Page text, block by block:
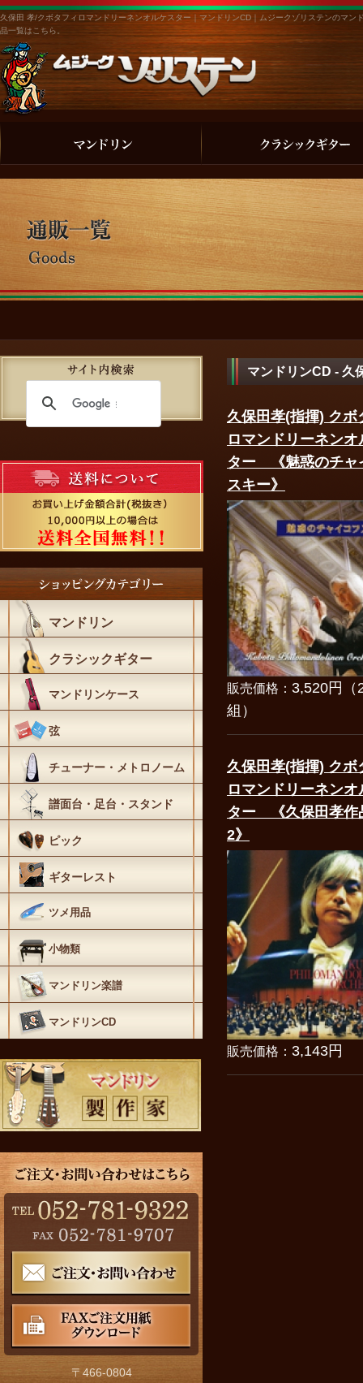
久保田 孝/クボタフィロマンドリーネンオルケスター｜マンドリンCD｜ムジークゾリステンのマン
品一覧はこちら。
マンドリンCD - 久
久保田孝(指揮) クボ
ロマンドリーネンオ
ター 《魅惑のチャ
スキー》
販売価格： 3,520円（
組）
久保田孝(指揮) クボ
ロマンドリーネンオ
ター 《久保田孝作
2》
販売価格： 3,143円
マンドリン
クラシックギター
マンドリンケース
弦
チューナー・メトロノーム
譜面台・足台・スタンド
ピック
ギターレスト
ツメ用品
小物類
マンドリン楽譜
マンドリンCD
〒466-0804